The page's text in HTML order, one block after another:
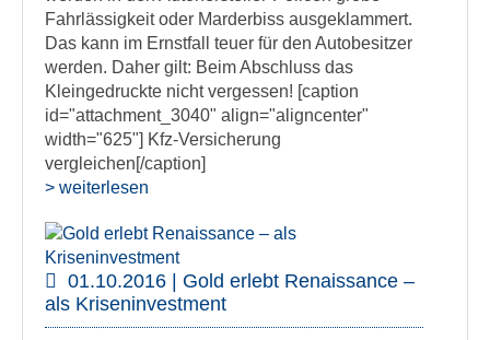
Fahrlässigkeit oder Marderbiss ausgeklammert.
Das kann im Ernstfall teuer für den Autobesitzer
werden. Daher gilt: Beim Abschluss das
Kleingedruckte nicht vergessen! [caption
id="attachment_3040" align="aligncenter"
width="625"] Kfz-Versicherung
vergleichen[/caption]
> weiterlesen
01.10.2016 | Gold erlebt Renaissance –
als Kriseninvestment